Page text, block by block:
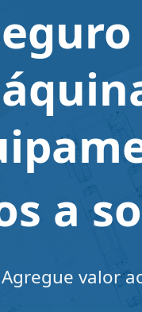
a
valor